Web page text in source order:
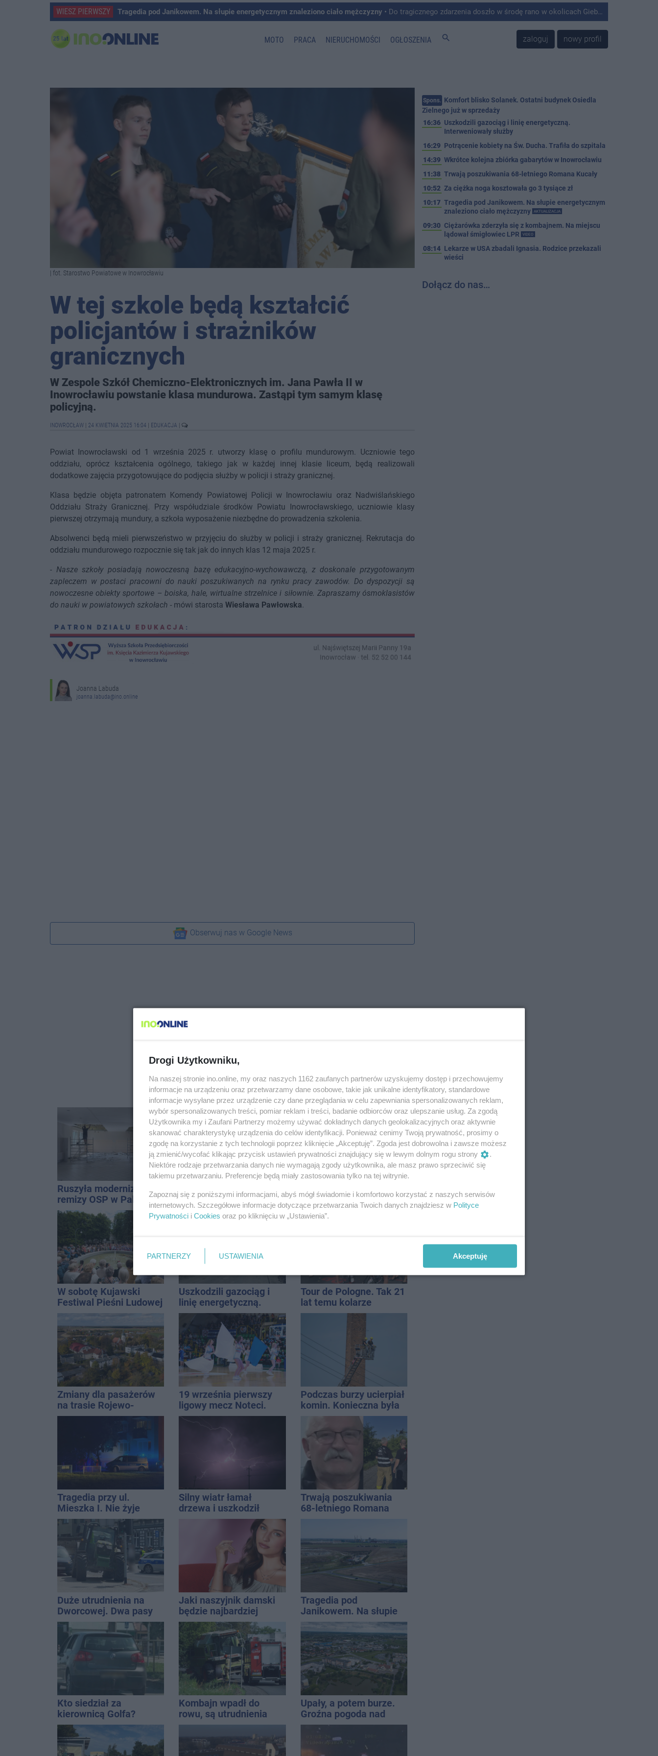
WIESZ PIERWSZY Tragedia pod Janikowem. Na słupie energetycznym znaleziono ciało mężczyzny • Do tragicznego zdarzenia doszło w środę rano w okolicach Giebni koło Janikowa. Wówczas na słupie energetycznym odnaleziono ciało mężczyzny.
MOTO PRACA NIERUCHOMOŚCI OGŁOSZENIA search zaloguj nowy profil
| fot. Starostwo Powiatowe w Inowrocławiu
W tej szkole będą kształcić
policjantów i strażników
granicznych
W Zespole Szkół Chemiczno-Elektronicznych im. Jana Pawła II w
Inowrocławiu powstanie klasa mundurowa. Zastąpi tym samym klasę
policyjną.
INOWROCŁAW 24 KWIETNIA 2025 16:04 EDUKACJA
Powiat Inowrocławski od 1 września 2025 r. utworzy klasę o profilu mundurowym. Uczniowie tego
oddziału, oprócz kształcenia ogólnego, takiego jak w każdej innej klasie liceum, będą realizowali
dodatkowe zajęcia przygotowujące do podjęcia służby w policji i straży granicznej.
Klasa będzie objęta patronatem Komendy Powiatowej Policji w Inowrocławiu oraz Nadwiślańskiego
Oddziału Straży Granicznej. Przy współudziale środków Powiatu Inowrocławskiego, uczniowie klasy
pierwszej otrzymają mundury, a szkoła wyposażenie niezbędne do prowadzenia szkolenia.
Absolwenci będą mieli pierwszeństwo w przyjęciu do służby w policji i straży granicznej. Rekrutacja do
oddziału mundurowego rozpocznie się tak jak do innych klas 12 maja 2025 r.
- Nasze szkoły posiadają nowoczesną bazę edukacyjno-wychowawczą, z doskonale przygotowanym
zapleczem w postaci pracowni do nauki poszukiwanych na rynku pracy zawodów. Do dyspozycji są
nowoczesne obiekty sportowe – boiska, hale, wirtualne strzelnice i siłownie. Zapraszamy ósmoklasistów
do nauki w powiatowych szkołach - mówi starosta Wiesława Pawłowska.
Joanna Labuda
joanna.labuda@ino.online
Obserwuj nas w Google News
Ruszyła modernizacja
remizy OSP w Pakości
Reklamy w centrum.
Jego zdaniem Marcin
Wroński jest w błędzie
[akt.]
Inowrocław w "gorącej"
czołówce. Według
analizy Onetu nasze
miasto jest jednym z
W sobotę Kujawski
Festiwal Pieśni Ludowej
Uszkodzili gazociąg i
linię energetyczną.
Interweniowały służby
Tour de Pologne. Tak 21
lat temu kolarze
startowali z
Zmiany dla pasażerów
na trasie Rojewo-
Inowrocław
19 września pierwszy
ligowy mecz Noteci.
Znamy cały terminarz
Podczas burzy ucierpiał
komin. Konieczna była
interwencja strażaków
Tragedia przy ul.
Mieszka I. Nie żyje
osoba, która wypadła z
czwartego piętra
Silny wiatr łamał
drzewa i uszkodził
dach. To nie koniec
Trwają poszukiwania
68-letniego Romana
Duże utrudnienia na
Dworcowej. Dwa pasy
blokowała przyczepa od
ciągnika
Jaki naszyjnik damski
będzie najbardziej
uniwersalny? Modele,
które pasują do wielu
stylizacji
Tragedia pod
Janikowem. Na słupie
energetycznym
znaleziono ciało
mężczyzny
Kto siedział za
kierownicą Golfa?
Kierowca zbiegł po
kolizji
Kombajn wpadł do
rowu, są utrudnienia
Upały, a potem burze.
Groźna pogoda nad
naszym regionem
Spons. Komfort blisko Solanek. Ostatni budynek Osiedla
Zielnego już w sprzedaży
16:36 Uszkodzili gazociąg i linię energetyczną.
Interweniowały służby
16:29 Potrącenie kobiety na Św. Ducha. Trafiła do szpitala
14:39 Wkrótce kolejna zbiórka gabarytów w Inowrocławiu
11:38 Trwają poszukiwania 68-letniego Romana Kucały
10:52 Za ciężka noga kosztowała go 3 tysiące zł
10:17 Tragedia pod Janikowem. Na słupie energetycznym
znaleziono ciało mężczyzny
AKTUALIZACJA
09:30 Ciężarówka zderzyła się z kombajnem. Na miejscu
lądował śmigłowiec LPR
VIDEO
08:14 Lekarze w USA zbadali Ignasia. Rodzice przekazali
wieści
Dołącz do nas…
Drogi Użytkowniku,
Na naszej stronie ino.online, my oraz naszych 1162 zaufanych partnerów uzyskujemy dostęp i przechowujemy
informacje na urządzeniu oraz przetwarzamy dane osobowe, takie jak unikalne identyfikatory, standardowe
informacje wysyłane przez urządzenie czy dane przeglądania w celu zapewniania spersonalizowanych reklam,
wybór spersonalizowanych treści, pomiar reklam i treści, badanie odbiorców oraz ulepszanie usług. Za zgodą
Użytkownika my i Zaufani Partnerzy możemy używać dokładnych danych geolokalizacyjnych oraz aktywnie
skanować charakterystykę urządzenia do celów identyfikacji. Ponieważ cenimy Twoją prywatność, prosimy o
zgodę na korzystanie z tych technologii poprzez kliknięcie „Akceptuję”. Zgoda jest dobrowolna i zawsze możesz
ją zmienić/wycofać klikając przycisk ustawień prywatności znajdujący się w lewym dolnym rogu strony
.
Niektóre rodzaje przetwarzania danych nie wymagają zgody użytkownika, ale masz prawo sprzeciwić się
takiemu przetwarzaniu. Preferencje będą miały zastosowania tylko na tej witrynie.
Zapoznaj się z poniższymi informacjami, abyś mógł świadomie i komfortowo korzystać z naszych serwisów
internetowych. Szczegółowe informacje dotyczące przetwarzania Twoich danych znajdziesz w Polityce
Prywatności i Cookies oraz po kliknięciu w „Ustawienia”.
PARTNERZY USTAWIENIA Akceptuję